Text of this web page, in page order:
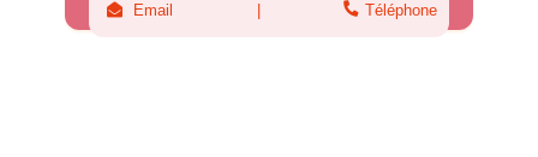
Email Téléphone